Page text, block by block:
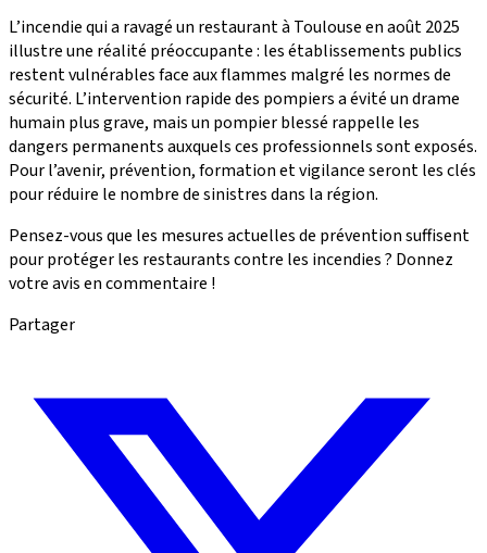
L’incendie qui a ravagé un restaurant à Toulouse en août 2025
illustre une réalité préoccupante : les établissements publics
restent vulnérables face aux flammes malgré les normes de
sécurité. L’intervention rapide des pompiers a évité un drame
humain plus grave, mais un pompier blessé rappelle les
dangers permanents auxquels ces professionnels sont exposés.
Pour l’avenir, prévention, formation et vigilance seront les clés
pour réduire le nombre de sinistres dans la région.
Pensez-vous que les mesures actuelles de prévention suffisent
pour protéger les restaurants contre les incendies ? Donnez
votre avis en commentaire !
Partager